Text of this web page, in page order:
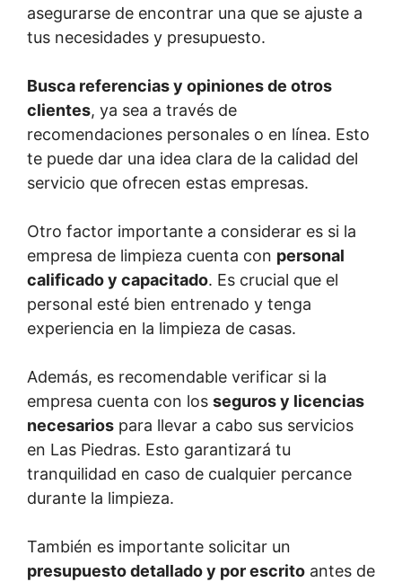
asegurarse de encontrar una que se ajuste a
tus necesidades y presupuesto.
Busca referencias y opiniones de otros
clientes, ya sea a través de
recomendaciones personales o en línea. Esto
te puede dar una idea clara de la calidad del
servicio que ofrecen estas empresas.
Otro factor importante a considerar es si la
empresa de limpieza cuenta con personal
calificado y capacitado. Es crucial que el
personal esté bien entrenado y tenga
experiencia en la limpieza de casas.
Además, es recomendable verificar si la
empresa cuenta con los seguros y licencias
necesarios para llevar a cabo sus servicios
en Las Piedras. Esto garantizará tu
tranquilidad en caso de cualquier percance
durante la limpieza.
También es importante solicitar un
presupuesto detallado y por escrito antes de